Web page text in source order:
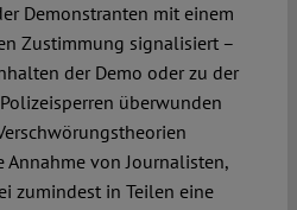
Demonstranten mit einem
Zustimmung signalisiert –
der Demo oder zu der
überwunden
von Journalisten,
zumindest in Teilen eine